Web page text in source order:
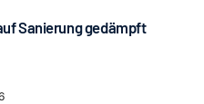
Sanierung gedämpft